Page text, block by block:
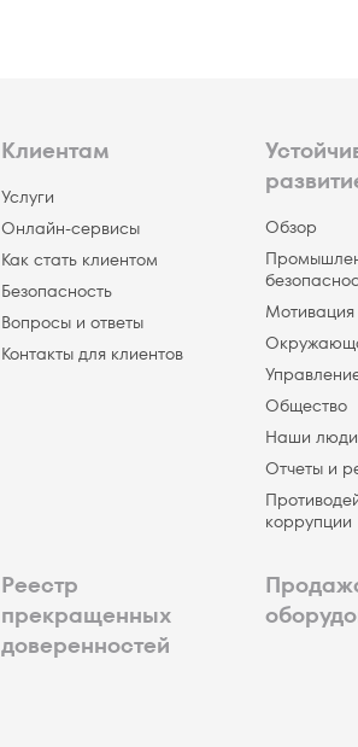
Клиентам
Услуги
Онлайн-сервисы
Как стать клиентом
Безопасность
Вопросы и ответы
Контакты для клиентов
Обзор
Общество
Наши люди
Отчеты и
коррупции
Реестр
прекращенных
доверенностей